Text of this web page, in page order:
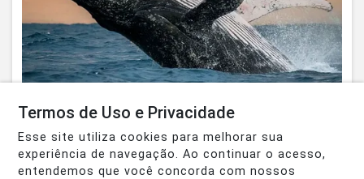
Termos de Uso e Privacidade
Esse site utiliza cookies para melhorar sua
experiência de navegação. Ao continuar o acesso,
entendemos que você concorda com nossos